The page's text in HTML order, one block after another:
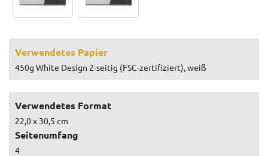
Verwendetes Papier
450g White Design 2-seitig (FSC-zertifiziert), weiß
Verwendetes Format
22,0 x 30,5 cm
Seitenumfang
4